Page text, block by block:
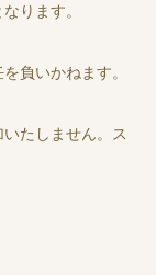
ります。
負いかねます。
たしません。ス